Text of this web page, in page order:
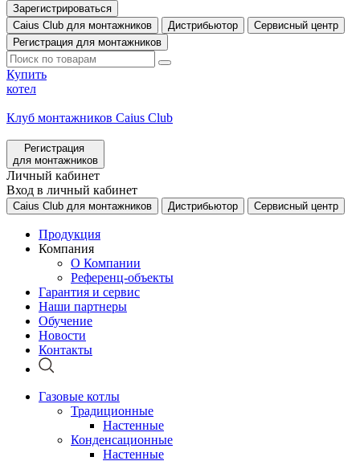
Зарегистрироваться
Caius Club для монтажников
Дистрибьютор
Сервисный центр
Регистрация для монтажников
Купить
котел
Клуб монтажников Caius Club
Регистрация
для монтажников
Личный кабинет
Вход в личный кабинет
Caius Club для монтажников Дистрибьютор Сервисный центр
Продукция
Компания
О Компании
Референц-объекты
Гарантия и сервис
Наши партнеры
Обучение
Новости
Контакты
Газовые котлы
Традиционные
Настенные
Конденсационные
Настенные